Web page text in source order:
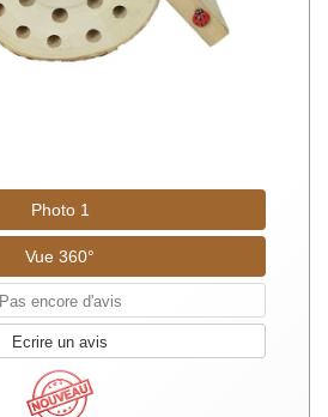
Photo 1
Vue 360°
Pas encore d'avis
Ecrire un avis